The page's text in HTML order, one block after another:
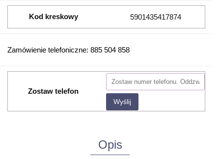
Kod kreskowy 5901435417874
Zamówienie telefoniczne: 885 504 858
Zostaw telefon
Wyślij
Opis